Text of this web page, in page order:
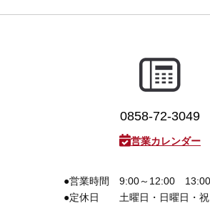
0858-72-3049
営業カレンダー
●営業時間
9:00～12:00 13:00
●定休日
土曜日・日曜日・祝